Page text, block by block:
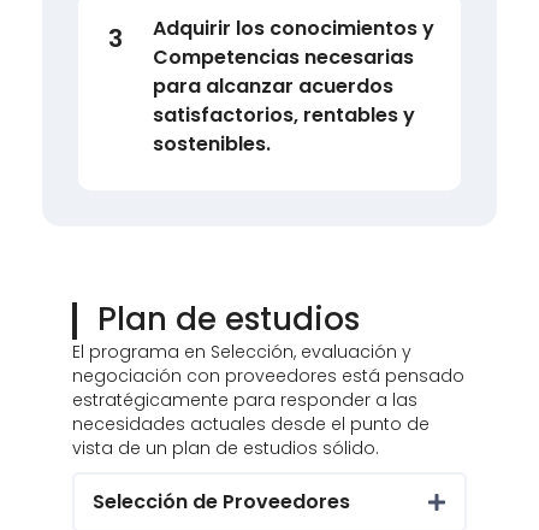
3
Adquirir los conocimientos y
Competencias necesarias
para alcanzar acuerdos
satisfactorios, rentables y
sostenibles.
Plan de estudios
El programa en Selección, evaluación y
negociación con proveedores está pensado
estratégicamente para responder a las
necesidades actuales desde el punto de
vista de un plan de estudios sólido.
Selección de Proveedores